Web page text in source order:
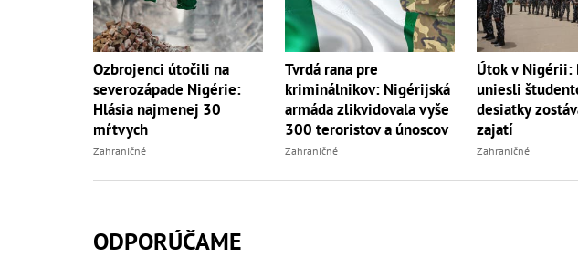
Ozbrojenci útočili na
severozápade Nigérie:
Hlásia najmenej 30
mŕtvych
Zahraničné
Tvrdá rana pre
kriminálnikov: Nigérijská
armáda zlikvidovala vyše
300 teroristov a únoscov
Zahraničné
Útok v Nigérii:
uniesli
desiatky
zajatí
Zahraničné
ODPORÚČAME